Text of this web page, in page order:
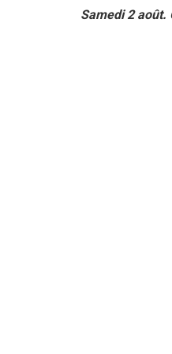
Samedi 2 août.